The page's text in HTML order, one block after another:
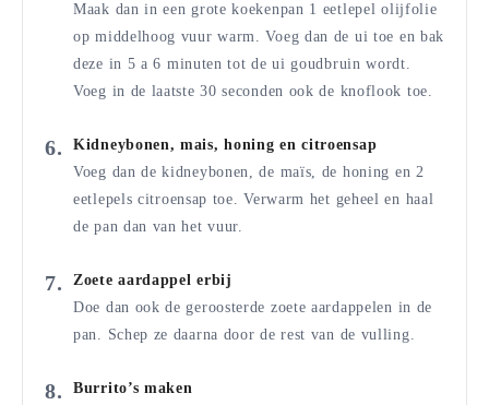
Maak dan in een grote koekenpan 1 eetlepel olijfolie
op middelhoog vuur warm. Voeg dan de ui toe en bak
deze in 5 a 6 minuten tot de ui goudbruin wordt.
Voeg in de laatste 30 seconden ook de knoflook toe.
Kidneybonen, mais, honing en citroensap
Voeg dan de kidneybonen, de maïs, de honing en 2
eetlepels citroensap toe. Verwarm het geheel en haal
de pan dan van het vuur.
Zoete aardappel erbij
Doe dan ook de geroosterde zoete aardappelen in de
pan. Schep ze daarna door de rest van de vulling.
Burrito’s maken